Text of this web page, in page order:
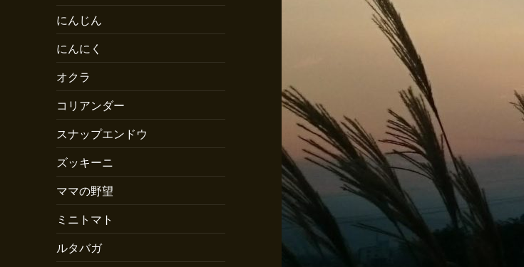
にんじん
にんにく
オクラ
コリアンダー
スナップエンドウ
ズッキーニ
ママの野望
ミニトマト
ルタバガ